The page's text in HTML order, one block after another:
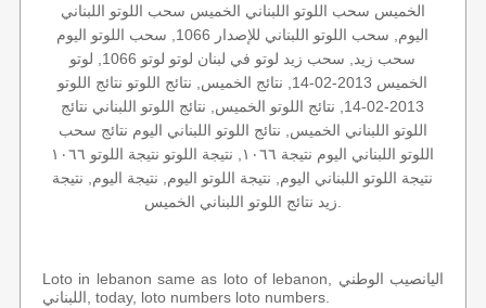
الخميس سحب اللوتو اللبناني الخميس سحب اللوتو اللبناني
اليوم, سحب اللوتو اللبناني للإصدار 1066, سحب اللوتو اليوم
سحب زيد, سحب زيد لوتو في لبنان لوتو لوتو 1066, لوتو
الخميس 2013-02-14, نتائج الخميس, نتائج اللوتو نتائج اللوتو
2013-02-14, نتائج اللوتو الخميس, نتائج اللوتو اللبناني نتائج
اللوتو اللبناني الخميس, نتائج اللوتو اللبناني اليوم نتائج سحب
اللوتو اللبناني اليوم نتيجة ١٠٦٦, نتيجة اللوتو نتيجة اللوتو ١٠٦٦
نتيجة اللوتو اللبناني اليوم, نتيجة اللوتو اليوم, نتيجة اليوم, نتيجة
Loto in lebanon same as loto of lebanon, اليانصيب الوطني
اللبناني, today, loto numbers loto numbers.